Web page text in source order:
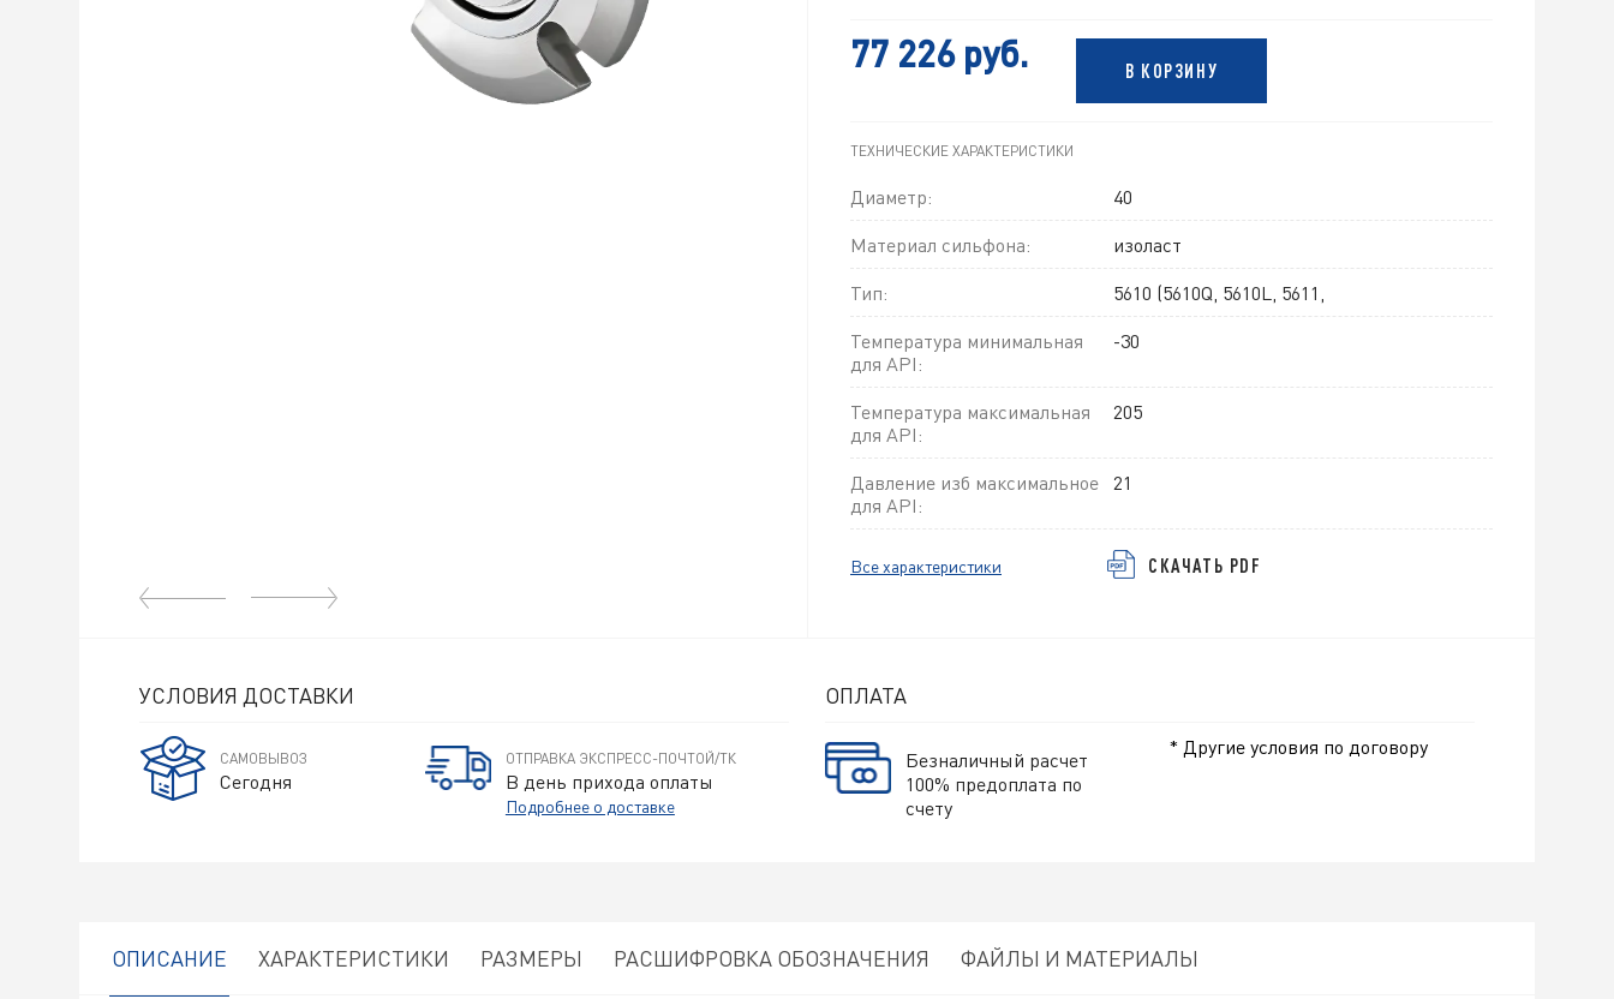
77 226 руб. В КОРЗИНУ
ТЕХНИЧЕСКИЕ ХАРАКТЕРИСТИКИ
Диаметр:
40
Материал сильфона:
изоласт
Тип:
5610 (5610Q, 5610L, 5611,
Температура минимальная
для API:
-30
Температура максимальная
для API:
205
Давление изб максимальное
для API:
21
Все характеристики СКАЧАТЬ PDF
УСЛОВИЯ ДОСТАВКИ
САМОВЫВОЗ
Сегодня
ОТПРАВКА ЭКСПРЕСС-ПОЧТОЙ/ТК
В день прихода оплаты
Подробнее о доставке
ОПЛАТА
Безналичный расчет
100% предоплата по
счету
* Другие условия по договору
ОПИСАНИЕ ХАРАКТЕРИСТИКИ РАЗМЕРЫ РАСШИФРОВКА ОБОЗНАЧЕНИЯ ФАЙЛЫ И МАТЕРИАЛЫ